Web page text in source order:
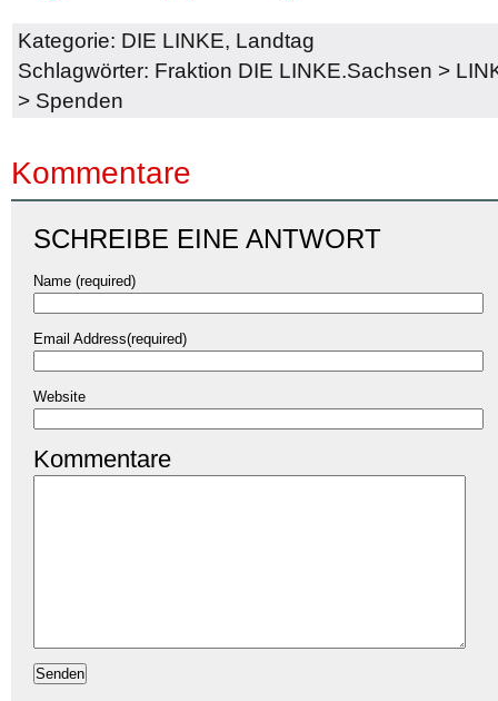
Kategorie: DIE LINKE, Landtag
Schlagwörter: Fraktion DIE LINKE.Sachsen >
> Spenden
Kommentare
SCHREIBE EINE ANTWORT
Name (required)
Email Address(required)
Website
Kommentare